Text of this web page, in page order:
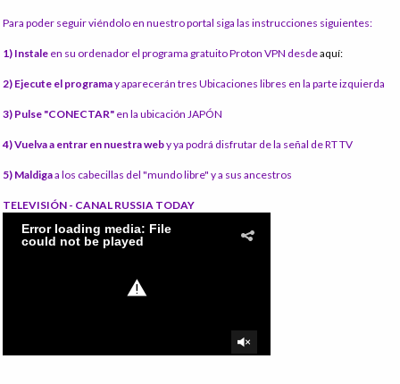
Para poder seguir viéndolo en nuestro portal siga las instrucciones siguientes:
1) Instale en su ordenador el programa gratuito Proton VPN desdeaquí:
2) Ejecute el programay aparecerán tres Ubicaciones libres en la parte izquierda
3) Pulse "CONECTAR" en la ubicación JAPÓN
4) Vuelva a entrar en nuestra weby ya podrá disfrutar de la señal de RT TV
5) Maldigaa los cabecillas del "mundo libre" y a sus ancestros
TELEVISIÓN - CANAL RUSSIA TODAY